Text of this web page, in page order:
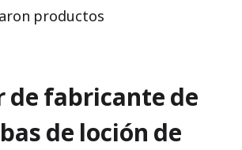
productos
de fabricante de
de loción de